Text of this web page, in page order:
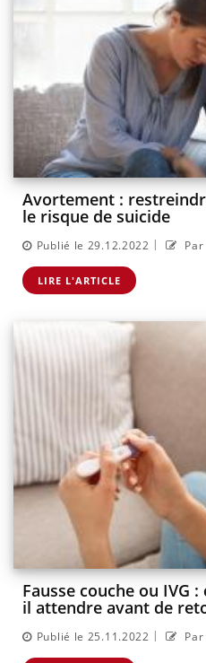
Avortement :
le risque de suicide
Publié le 29.12.2022 |
LIRE L'ARTICLE
Fausse couche ou IVG
il attendre avant de
Publié le 25.11.2022 |